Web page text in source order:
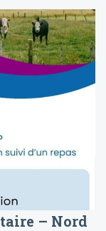
– Nord